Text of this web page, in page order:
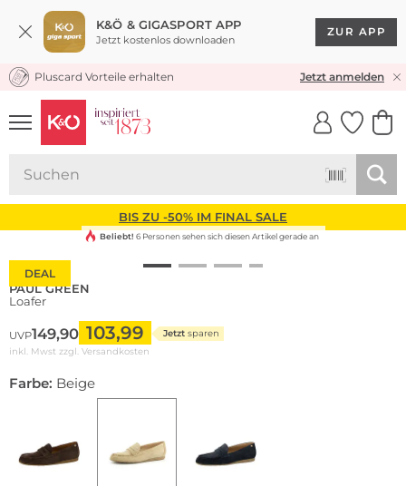
K&Ö & GIGASPORT APP
Jetzt kostenlos downloaden
ZUR APP
KOSTENLOSER VERSAND* & RÜCKVERSAND
Pluscard Vorteile erhalten Jetzt anmelden
UNSERE APP
CLICK &
BIS ZU -50% IM FINAL SALE
DEAL
Beliebt! 6 Personen sehen sich diesen Artikel gerade an
PAUL GREEN
Loafer
UVP149,90 103,99 Jetzt sparen
inkl. Mwst zzgl. Versandkosten
Farbe: Beige